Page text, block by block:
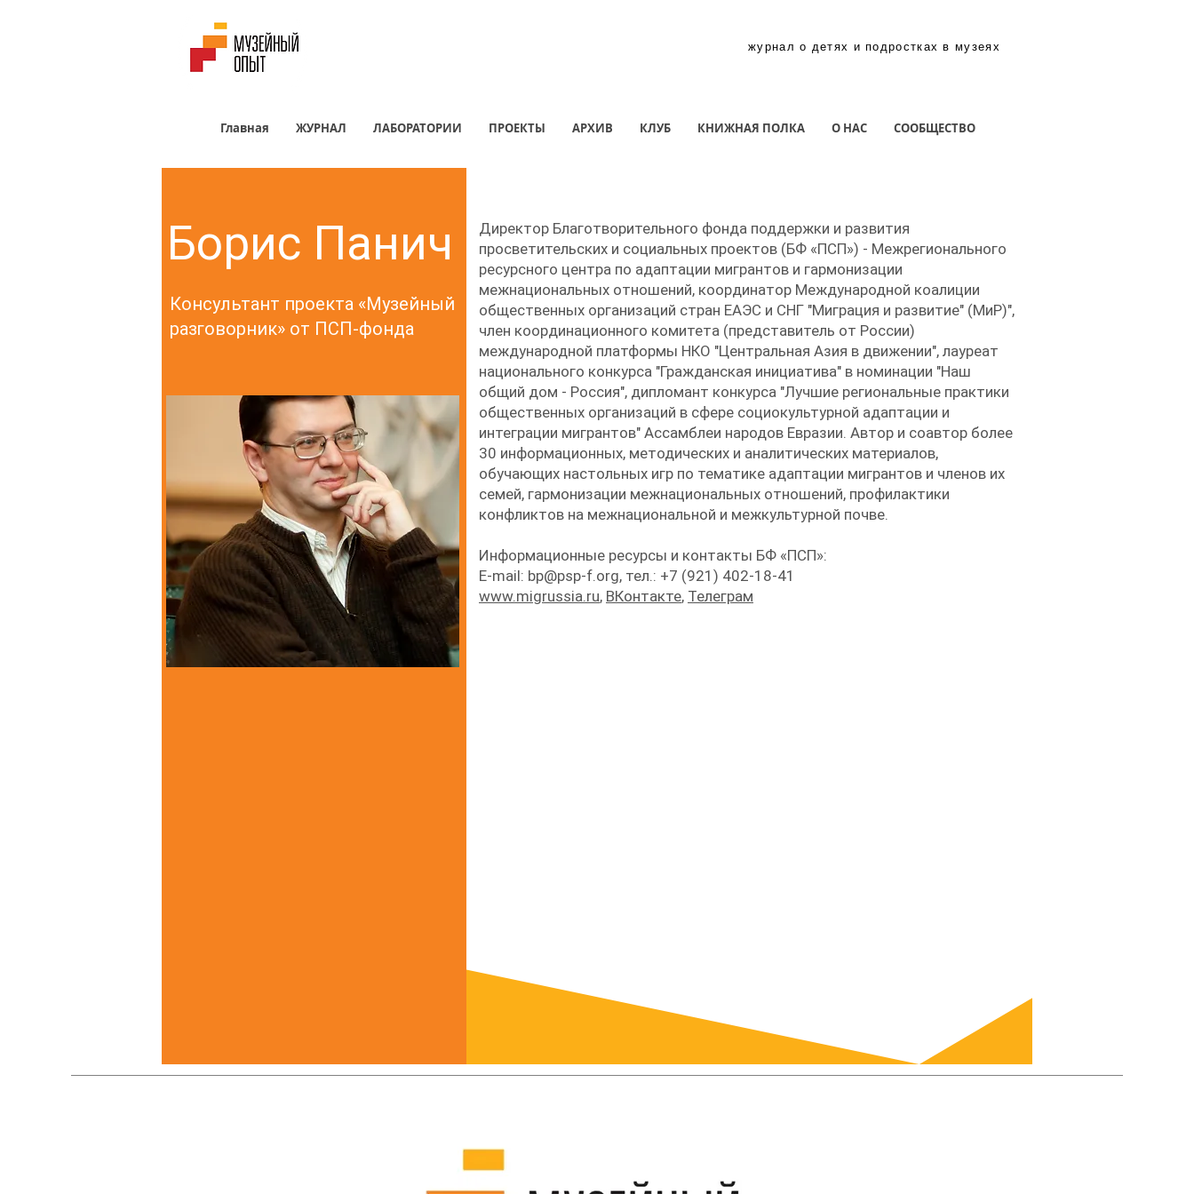
журнал о детях и подростках в музеях
Главная ЖУРНАЛ ЛАБОРАТОРИИ ПРОЕКТЫ АРХИВ КЛУБ КНИЖНАЯ ПОЛКА О НАС СООБЩЕСТВО
Борис Панич
Консультант проекта «Музейный
разговорник» от ПСП-фонда
Директор Благотворительного фонда поддержки и развития
просветительских и социальных проектов (БФ «ПСП») - Межрегионального
ресурсного центра по адаптации мигрантов и гармонизации
межнациональных отношений, координатор Международной коалиции
общественных организаций стран ЕАЭС и СНГ "Миграция и развитие" (МиР)",
член координационного комитета (представитель от России)
международной платформы НКО "Центральная Азия в движении", лауреат
национального конкурса "Гражданская инициатива" в номинации "Наш
общий дом - Россия", дипломант конкурса "Лучшие региональные практики
общественных организаций в сфере социокультурной адаптации и
интеграции мигрантов" Ассамблеи народов Евразии. Автор и соавтор более
30 информационных, методических и аналитических материалов,
обучающих настольных игр по тематике адаптации мигрантов и членов их
семей, гармонизации межнациональных отношений, профилактики
конфликтов на межнациональной и межкультурной почве.
Информационные ресурсы и контакты БФ «ПСП»:
E-mail: bp@psp-f.org, тел.: +7 (921) 402-18-41
www.migrussia.ru, ВКонтакте, Телеграм